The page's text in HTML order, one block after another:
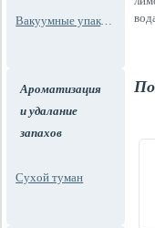
Вакуумные упаковки
Ароматизация
и удалание
запахов
Сухой туман